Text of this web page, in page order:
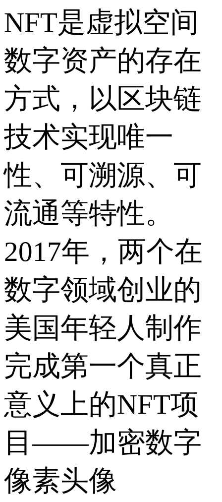
NFT是虚拟空间
数字资产的存在
方式，以区块链
技术实现唯一
性、可溯源、可
流通等特性。
2017年，两个在
数字领域创业的
美国年轻人制作
完成第一个真正
意义上的NFT项
目——加密数字
像素头像